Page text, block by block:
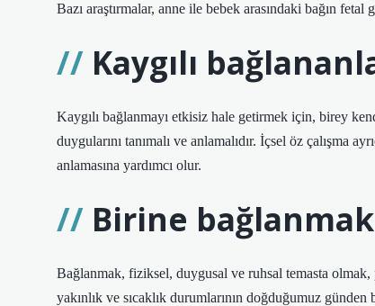
Bazı araştırmalar, anne ile bebek arasındaki bağın fetal
Kaygılı
Kaygılı bağlanmayı etkisiz hale getirmek için, birey
duygularını tanımalı ve anlamalıdır. İçsel öz çalışma
anlamasına yardımcı olur.
Birine
Bağlanmak, fiziksel, duygusal ve ruhsal temasta
yakınlık ve sıcaklık durumlarının doğduğumuz